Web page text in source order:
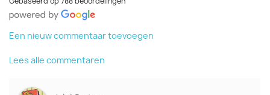
Een nieuw commentaar toevoegen
Lees alle commentaren